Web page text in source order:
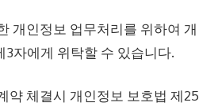
개인정보 업무처리를 위하여 개
3자에게 위탁할 수 있습니다.
약 체결시 개인정보 보호법 제25